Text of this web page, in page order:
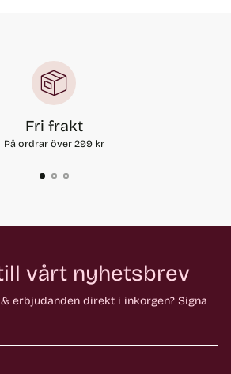
Fri frakt
På ordrar över 299 kr
vårt nyhetsbrev
erbjudanden direkt i inkorgen? Signa